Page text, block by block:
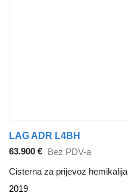
LAG ADR L4BH
63.900 € Bez PDV-a
Cisterna za prijevoz hemikalija
2019